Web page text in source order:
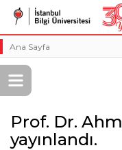
Ana Sayfa
Prof. Dr.
yayınlandı.